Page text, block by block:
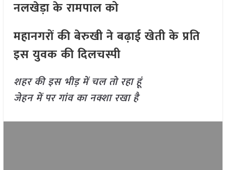
नलखेड़ा के रामपाल को
महानगरों की बेरुखी ने बढ़ाई खेती के प्रति
इस युवक की दिलचस्पी
शहर की इस भीड़ में चल तो रहा हूं
जेहन में पर गांव का नक्शा रखा है